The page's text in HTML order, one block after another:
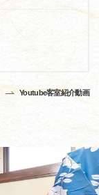
Youtube客室紹介動画